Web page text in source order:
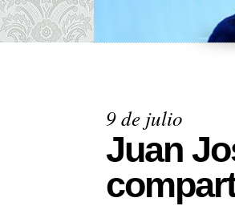
9 de julio
Juan